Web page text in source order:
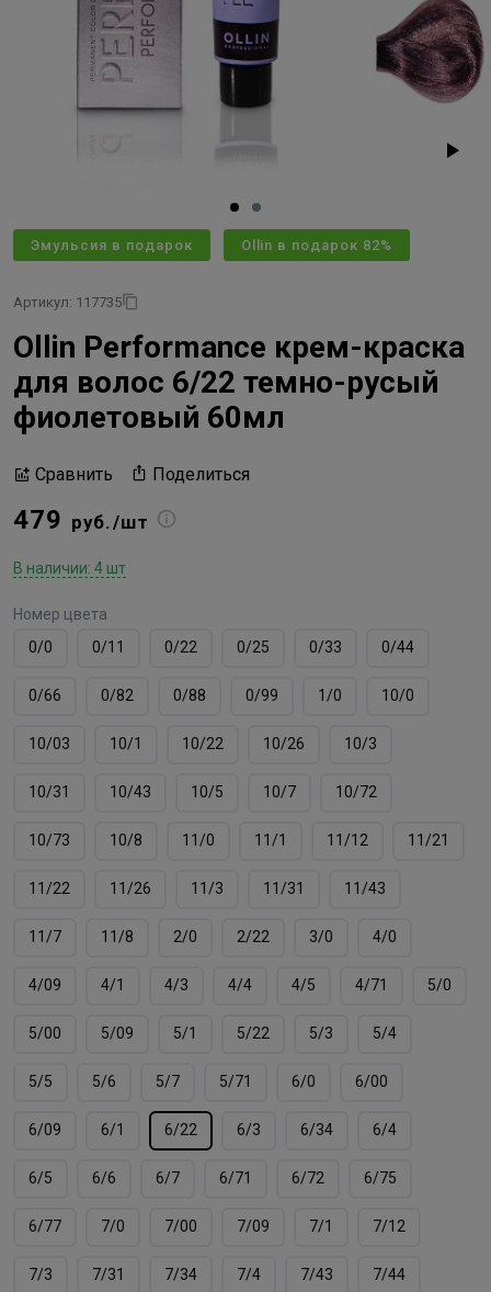
Эмульсия в подарок Ollin в подарок 82%
Артикул: 117735
Ollin Performance крем-краска
для волос 6/22 темно-русый
фиолетовый 60мл
Сравнить Поделиться
479 руб./шт
В наличии: 4 шт
Номер цвета
0/0
0/11 0/22 0/25 0/33 0/44
0/66 0/82 0/88 0/99 1/0 10/0
10/03 10/1 10/22 10/26 10/3
10/31 10/43 10/5 10/7 10/72
10/73 10/8 11/0 11/1 11/12 11/21
11/22 11/26 11/3 11/31 11/43
11/7 11/8 2/0 2/22 3/0 4/0
4/09 4/1 4/3 4/4 4/5 4/71 5/0
5/00 5/09 5/1 5/22 5/3 5/4
5/5 5/6 5/7 5/71 6/0 6/00
6/09 6/1 6/22 6/3 6/34 6/4
6/5 6/6 6/7 6/71 6/72 6/75
6/77 7/0 7/00 7/09 7/1 7/12
7/3 7/31 7/34 7/4 7/43 7/44